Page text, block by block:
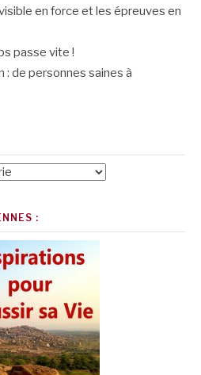
en force et les épreuves en
passe vite !
: de personnes saines à
: